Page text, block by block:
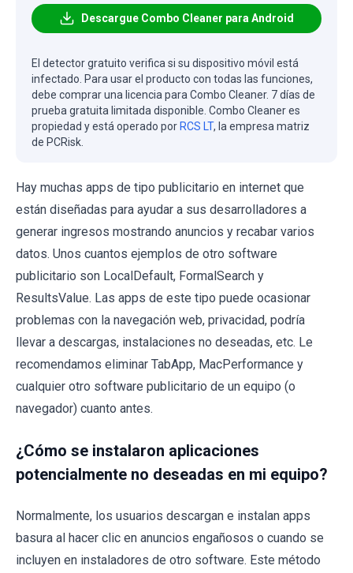
Descargue Combo Cleaner para Android
El detector gratuito verifica si su dispositivo móvil está
infectado. Para usar el producto con todas las funciones,
debe comprar una licencia para Combo Cleaner. 7 días de
prueba gratuita limitada disponible. Combo Cleaner es
propiedad y está operado por RCS LT, la empresa matriz
de PCRisk.
Hay muchas apps de tipo publicitario en internet que
están diseñadas para ayudar a sus desarrolladores a
generar ingresos mostrando anuncios y recabar varios
datos. Unos cuantos ejemplos de otro software
publicitario son LocalDefault, FormalSearch y
ResultsValue. Las apps de este tipo puede ocasionar
problemas con la navegación web, privacidad, podría
llevar a descargas, instalaciones no deseadas, etc. Le
recomendamos eliminar TabApp, MacPerformance y
cualquier otro software publicitario de un equipo (o
navegador) cuanto antes.
¿Cómo se instalaron aplicaciones
potencialmente no deseadas en mi equipo?
Normalmente, los usuarios descargan e instalan apps
basura al hacer clic en anuncios engañosos o cuando se
incluyen en instaladores de otro software. Este método